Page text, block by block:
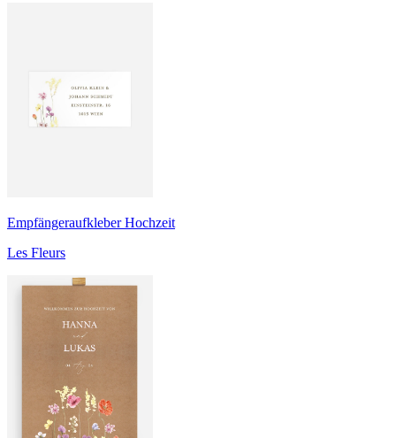
Empfängeraufkleber Hochzeit
Les Fleurs